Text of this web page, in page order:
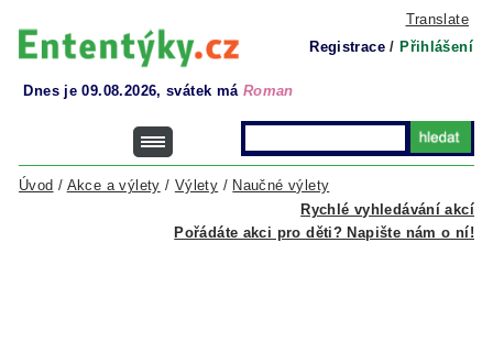
Translate
Registrace / Přihlášení
Dnes je 09.08.2026, svátek má Roman
Rychlé vyhledávání akcí
Úvod / Akce a výlety / Výlety / Naučné výlety
Pořádáte akci pro děti? Napište nám o ní!